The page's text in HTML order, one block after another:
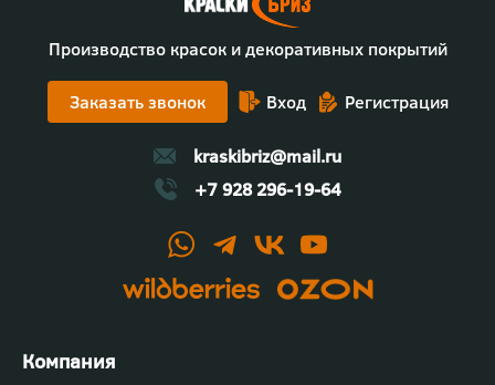
Производство красок и декоративных покрытий
Заказать звонок Вход Регистрация
kraskibriz@mail.ru
+7 928 296-19-64